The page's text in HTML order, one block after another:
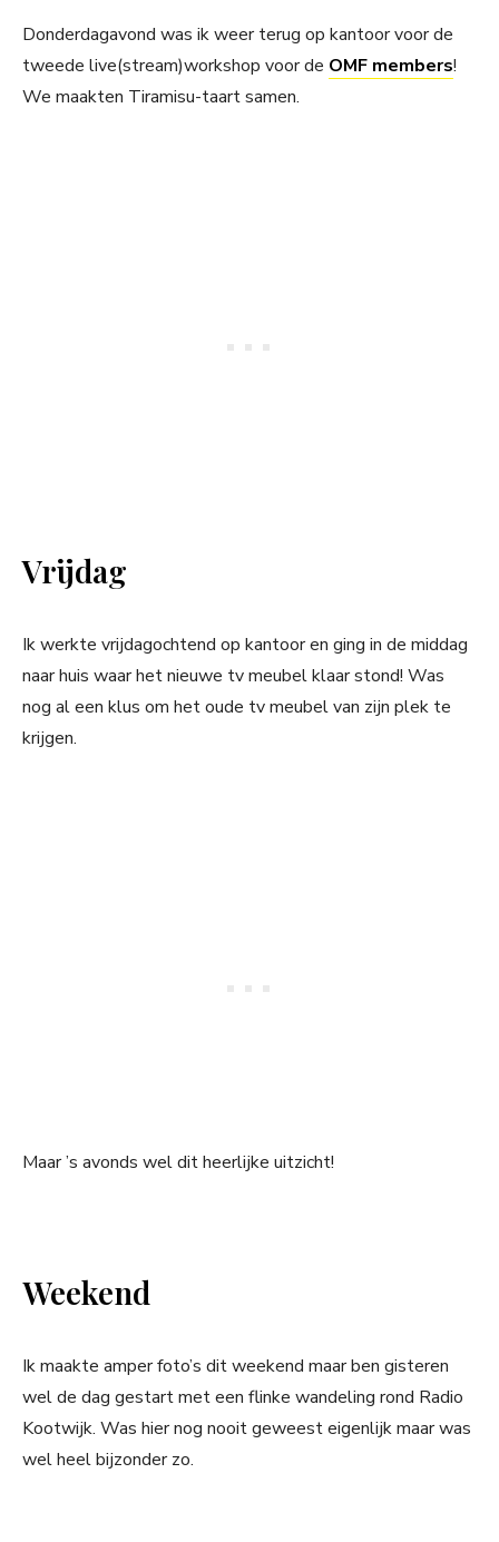
Donderdagavond was ik weer terug op kantoor voor de
tweede live(stream)workshop voor de OMF members!
We maakten Tiramisu-taart samen.
Vrijdag
Ik werkte vrijdagochtend op kantoor en ging in de middag
naar huis waar het nieuwe tv meubel klaar stond! Was
nog al een klus om het oude tv meubel van zijn plek te
krijgen.
Maar ’s avonds wel dit heerlijke uitzicht!
Weekend
Ik maakte amper foto’s dit weekend maar ben gisteren
wel de dag gestart met een flinke wandeling rond Radio
Kootwijk. Was hier nog nooit geweest eigenlijk maar was
wel heel bijzonder zo.